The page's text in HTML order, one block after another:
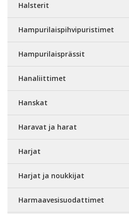
Halsterit
Hampurilaispihvipuristimet
Hampurilaisprässit
Hanaliittimet
Hanskat
Haravat ja harat
Harjat
Harjat ja noukkijat
Harmaavesisuodattimet